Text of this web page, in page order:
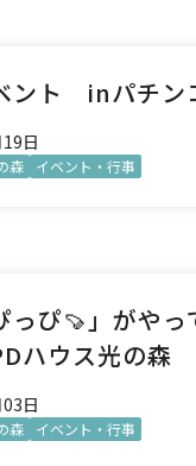
ント inパチ
日
森 イベント・行事
っぴ🍠」がやっ
ハウス光の森
日
森 イベント・行事